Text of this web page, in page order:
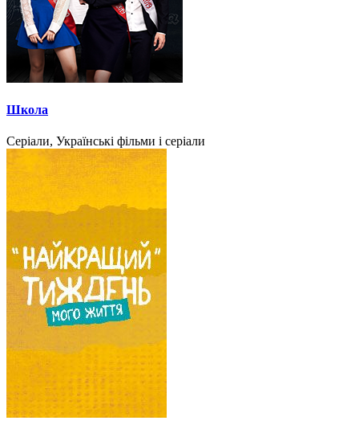
Школа
Серіали, Українські фільми і серіали